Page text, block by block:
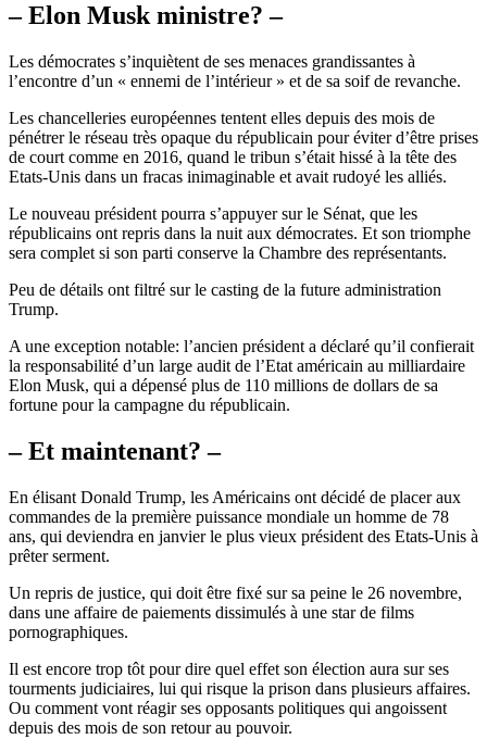
– Elon Musk ministre? –
Les démocrates s’inquiètent de ses menaces grandissantes à
l’encontre d’un « ennemi de l’intérieur » et de sa soif de revanche.
Les chancelleries européennes tentent elles depuis des mois de
pénétrer le réseau très opaque du républicain pour éviter d’être prises
de court comme en 2016, quand le tribun s’était hissé à la tête des
Etats-Unis dans un fracas inimaginable et avait rudoyé les alliés.
Le nouveau président pourra s’appuyer sur le Sénat, que les
républicains ont repris dans la nuit aux démocrates. Et son triomphe
sera complet si son parti conserve la Chambre des représentants.
Peu de détails ont filtré sur le casting de la future administration
Trump.
A une exception notable: l’ancien président a déclaré qu’il confierait
la responsabilité d’un large audit de l’Etat américain au milliardaire
Elon Musk, qui a dépensé plus de 110 millions de dollars de sa
fortune pour la campagne du républicain.
– Et maintenant? –
En élisant Donald Trump, les Américains ont décidé de placer aux
commandes de la première puissance mondiale un homme de 78
ans, qui deviendra en janvier le plus vieux président des Etats-Unis à
prêter serment.
Un repris de justice, qui doit être fixé sur sa peine le 26 novembre,
dans une affaire de paiements dissimulés à une star de films
pornographiques.
Il est encore trop tôt pour dire quel effet son élection aura sur ses
tourments judiciaires, lui qui risque la prison dans plusieurs affaires.
Ou comment vont réagir ses opposants politiques qui angoissent
depuis des mois de son retour au pouvoir.